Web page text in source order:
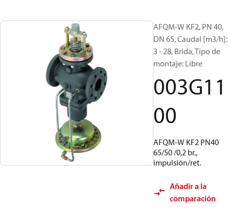
AFQM-W KF2, PN 40,
DN 65, Caudal [m3/h]:
3 - 28, Brida, Tipo de
montaje: Libre
003G11
00
AFQM-W KF2 PN40
65/50 /0,2 br.,
impulsión/ret.
Añadir a la
comparación